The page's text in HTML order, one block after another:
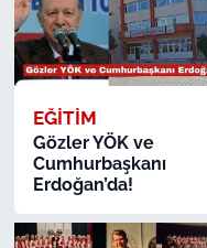
EĞİTİM
Gözler YÖK ve
Cumhurbaşkanı
Erdoğan’da!
Genel-A
Gündem-Eğitim